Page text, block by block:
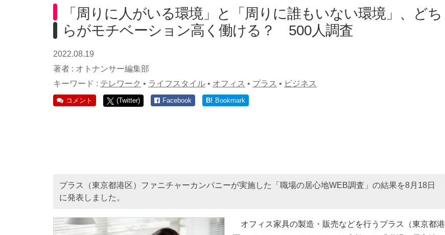
「周りに人がいる環境」と「周りに誰もいない環境」、どち
らがモチベーション高く働ける？ 500人調査
2022.08.19
著者 : オトナンサー編集部
キーワード : テレワーク • ライフスタイル • オフィス • プラス • ビジネス
コメント (Twitter) Facebook B! Bookmark
プラス（東京都港区）ファニチャーカンパニーが実施した「職場の居心地WEB調査」の結果を8月18日
に発表しました。
オフィス家具の製造・販売などを行うプラス（東京都港